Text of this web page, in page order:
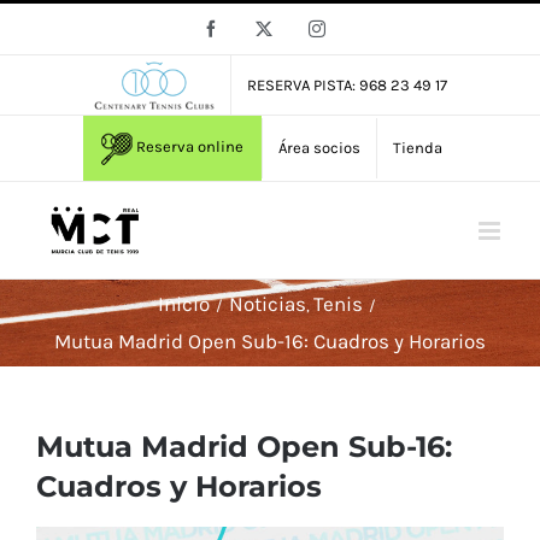
Facebook Instagram
RESERVA PISTA: 968 23 49 17
Reserva online Área socios Tienda
Inicio Noticias Tenis
Mutua Madrid Open Sub-16: Cuadros y Horarios
Mutua Madrid Open Sub-16:
Cuadros y Horarios